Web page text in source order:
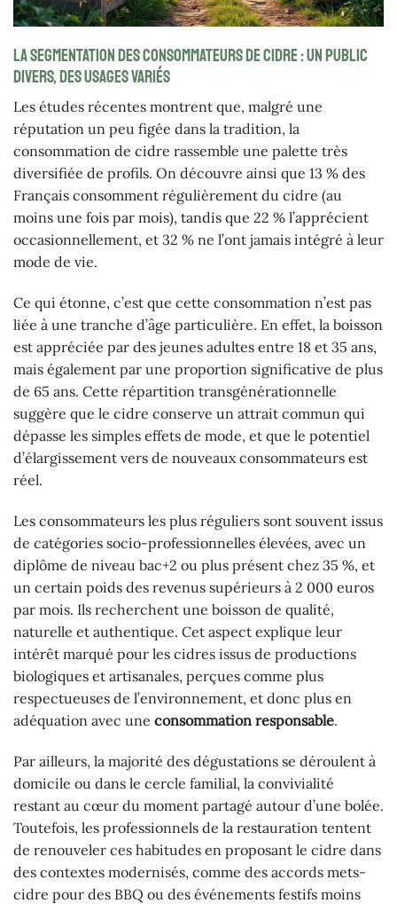
La segmentation des consommateurs de cidre : un public
divers, des usages variés
Les études récentes montrent que, malgré une
réputation un peu figée dans la tradition, la
consommation de cidre rassemble une palette très
diversifiée de profils. On découvre ainsi que 13 % des
Français consomment régulièrement du cidre (au
moins une fois par mois), tandis que 22 % l’apprécient
occasionnellement, et 32 % ne l’ont jamais intégré à leur
mode de vie.
Ce qui étonne, c’est que cette consommation n’est pas
liée à une tranche d’âge particulière. En effet, la boisson
est appréciée par des jeunes adultes entre 18 et 35 ans,
mais également par une proportion significative de plus
de 65 ans. Cette répartition transgénérationnelle
suggère que le cidre conserve un attrait commun qui
dépasse les simples effets de mode, et que le potentiel
d’élargissement vers de nouveaux consommateurs est
réel.
Les consommateurs les plus réguliers sont souvent issus
de catégories socio-professionnelles élevées, avec un
diplôme de niveau bac+2 ou plus présent chez 35 %, et
un certain poids des revenus supérieurs à 2 000 euros
par mois. Ils recherchent une boisson de qualité,
naturelle et authentique. Cet aspect explique leur
intérêt marqué pour les cidres issus de productions
biologiques et artisanales, perçues comme plus
respectueuses de l’environnement, et donc plus en
adéquation avec une consommation responsable.
Par ailleurs, la majorité des dégustations se déroulent à
domicile ou dans le cercle familial, la convivialité
restant au cœur du moment partagé autour d’une bolée.
Toutefois, les professionnels de la restauration tentent
de renouveler ces habitudes en proposant le cidre dans
des contextes modernisés, comme des accords mets-
cidre pour des BBQ ou des événements festifs moins